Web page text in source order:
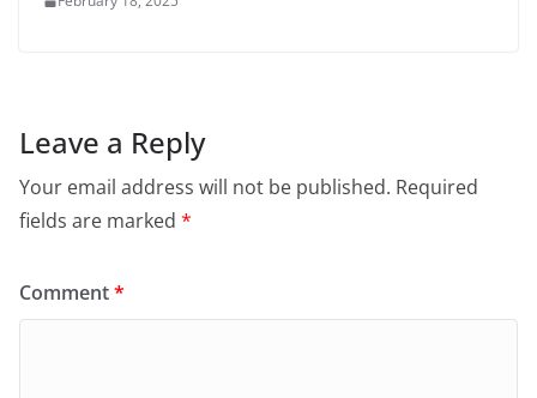
Leave a Reply
Your email address will not be published. Required
fields are marked *
Comment*